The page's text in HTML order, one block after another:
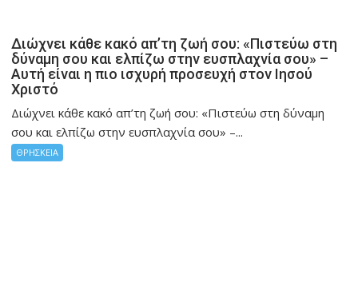
Διώχνει κάθε κακό απ’τη ζωή σου: «Πιστεύω στη
δύναμη σου και ελπίζω στην ευσπλαχνία σου» –
Αυτή είναι η πιο ισχυρή προσευχή στον Ιησού
Χριστό
Διώχνει κάθε κακό απ’τη ζωή σου: «Πιστεύω στη δύναμη
σου και ελπίζω στην ευσπλαχνία σου» –...
ΘΡΗΣΚΕΙΑ